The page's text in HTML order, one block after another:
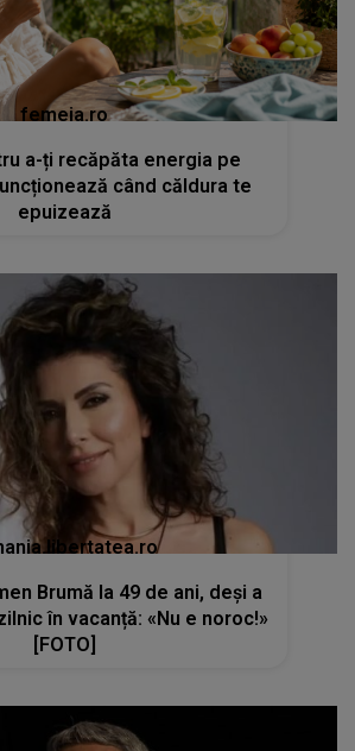
femeia.ro
a-ți recăpăta energia pe
când căldura te
epuizează
Brumă la 49 de ani, deși a
în vacanță: «Nu e noroc!»
[FOTO]